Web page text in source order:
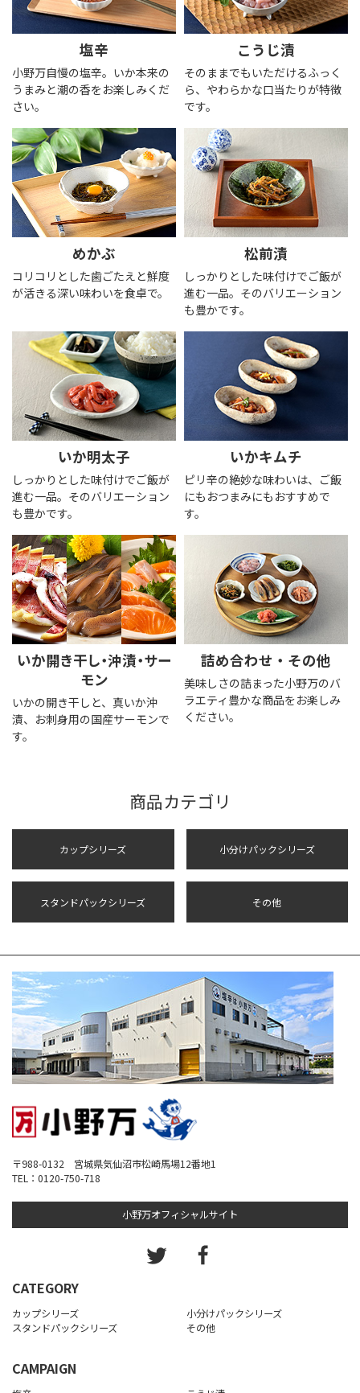
塩辛
小野万自慢の塩辛。いか本来の
うまみと潮の香をお楽しみくだ
さい。
こうじ漬
そのままでもいただけるふっく
ら、やわらかな口当たりが特徴
です。
めかぶ
コリコリとした歯ごたえと鮮度
が活きる深い味わいを食卓で。
松前漬
しっかりとした味付けでご飯が
進む一品。そのバリエーション
も豊かです。
いか明太子
しっかりとした味付けでご飯が
進む一品。そのバリエーション
も豊かです。
いかキムチ
ピリ辛の絶妙な味わいは、ご飯
にもおつまみにもおすすめで
す。
いか開き干し・沖漬・サー
モン
いかの開き干しと、真いか沖
漬、お刺身用の国産サーモンで
す。
詰め合わせ・その他
美味しさの詰まった小野万のバ
ラエティ豊かな商品をお楽しみ
ください。
商品カテゴリ
カップシリーズ 小分けパックシリーズ
スタンドパックシリーズ その他
〒988-0132 宮城県気仙沼市松崎馬場12番地1
TEL：0120-750-718
小野万オフィシャルサイト
CATEGORY
カップシリーズ
小分けパックシリーズ
スタンドパックシリーズ
その他
CAMPAIGN